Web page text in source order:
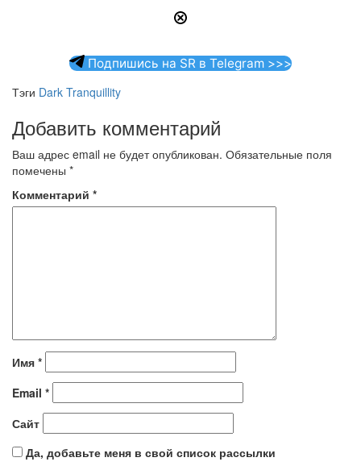
Подпишись на SR в Telegram >>>
Тэги Dark Tranquillity
Добавить комментарий
Ваш адрес email не будет опубликован. Обязательные поля
помечены *
Комментарий *
Имя *
Email *
Сайт
Да, добавьте меня в свой список рассылки